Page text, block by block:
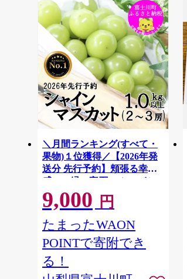
＼月間ランキング(すべて・
果物)１位獲得／【2026年発
送分 先行予約】頬張る幸福
感 〜緑の宝石・ シャイン
マスカット 〜 １ｋｇ以上
（２〜３房） フルーツ 山梨
県産 果物 くだもの シャイン
マスカット ぶどう ブドウ 葡
萄 大粒 種なし 先行予約 富士
川町 10000円 一万円 9000円
九千円
9,000 円
たまったWAON
POINTで寄附でき
る！